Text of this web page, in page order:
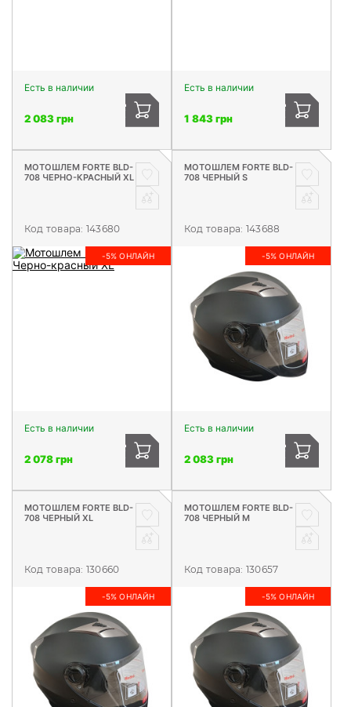
Есть в наличии
2 083 грн
Есть в наличии
1 843 грн
МОТОШЛЕМ FORTE BLD-
708 ЧЕРНО-КРАСНЫЙ XL
Код товара: 143680
-5% ОНЛАЙН
Есть в наличии
2 078 грн
МОТОШЛЕМ FORTE BLD-
708 ЧЕРНЫЙ S
Код товара: 143688
-5% ОНЛАЙН
Есть в наличии
2 083 грн
МОТОШЛЕМ FORTE BLD-
708 ЧЕРНЫЙ XL
Код товара: 130660
-5% ОНЛАЙН
МОТОШЛЕМ FORTE BLD-
708 ЧЕРНЫЙ М
Код товара: 130657
-5% ОНЛАЙН